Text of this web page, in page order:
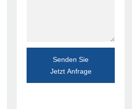
Senden Sie
Jetzt Anfrage